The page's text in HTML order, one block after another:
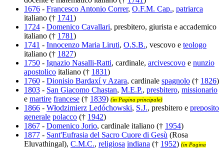
1676 - Francesco Antonio Correr, O.F.M. Cap., patriarca
italiano († 1741)
1724 - Domenico Cavallari, presbitero, giurista e accademico
italiano († 1781)
1741 - Innocenzo Maria Liruti, O.S.B., vescovo e teologo
italiano († 1827)
1750 - Ignazio Nasalli-Ratti, cardinale, arcivescovo e nunzio
apostolico italiano († 1831)
1760 - Dionisio Bardaxí y Azara, cardinale spagnolo († 1826)
1803 - San Giacomo Chastan, M.E.P., presbitero, missionario
e martire francese († 1839) (in Pagina principale)
1866 - Włodzimierz Ledóchowski, S.J., presbitero e preposito
generale polacco († 1942)
1867 - Domenico Jorio, cardinale italiano († 1954)
1877 - Sant'Eufrasia del Sacro Cuore di Gesù (Rosa
Eluvathingal), C.M.C., religiosa indiana († 1952) (in Pagina